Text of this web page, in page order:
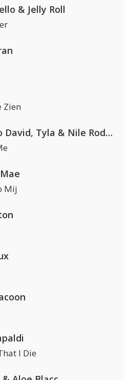
& Jelly Roll
Zien
Damiano David, Tyla & Nile Rodgers
Mij
I Die